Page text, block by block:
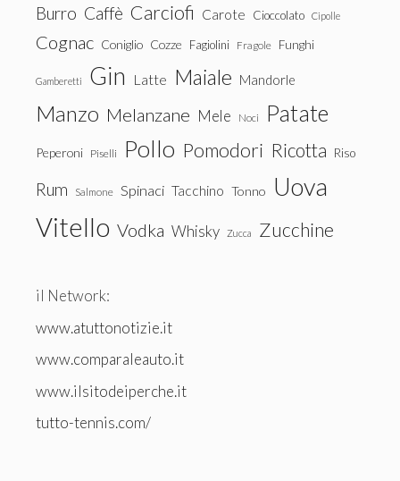
Burro Caffè Carciofi Carote Cioccolato Cipolle
Cognac Coniglio Cozze Fagiolini Fragole Funghi
Gamberetti Gin Latte Maiale Mandorle
Manzo Melanzane Mele Noci Patate
Peperoni Piselli Pollo Pomodori Ricotta Riso
Rum Salmone Spinaci Tacchino Tonno Uova
Vitello Vodka Whisky Zucca Zucchine
il Network:
www.atuttonotizie.it
www.comparaleauto.it
www.ilsitodeiperche.it
tutto-tennis.com/